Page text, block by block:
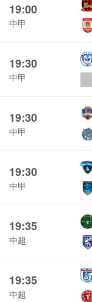
19:00
中甲
19:30
中甲
19:30
中甲
19:30
中甲
19:35
中超
19:35
中超